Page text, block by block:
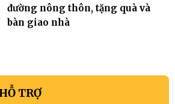
đường nông thôn, tặng quà và
bàn giao nhà
TRỢ